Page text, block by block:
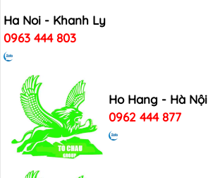
Ha Noi - Khanh Ly
0963 444 803
Ho Hang - Hà Nội
0962 444 877